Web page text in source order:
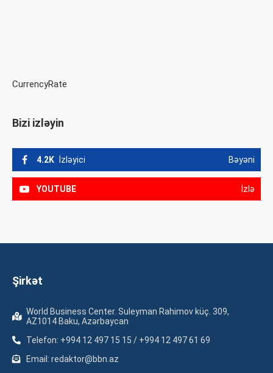
CurrencyRate
Bizi izləyin
4.2K İzləyici Bəyəni
YOUTUBE İzlə
Şirkət
World Business Center. Suleyman Rahimov küç. 309,
AZ1014 Baku, Azərbaycan
Telefon: +994 12 497 15 15 / +994 12 497 61 69
Email: redaktor@bbn.az